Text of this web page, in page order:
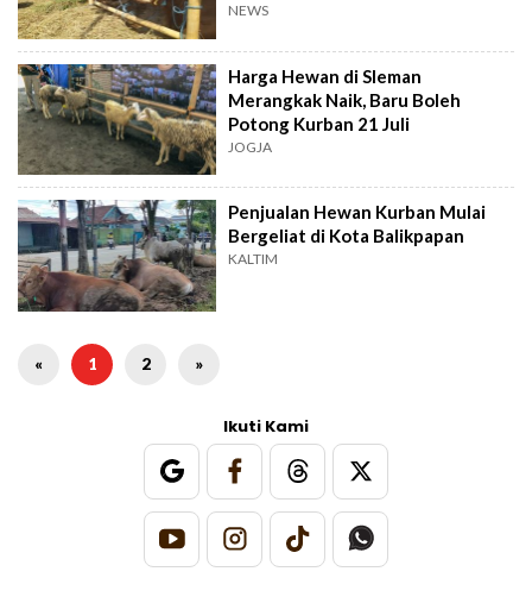
NEWS
Harga Hewan di Sleman
Merangkak Naik, Baru Boleh
Potong Kurban 21 Juli
JOGJA
Penjualan Hewan Kurban Mulai
Bergeliat di Kota Balikpapan
KALTIM
« 1 2 »
Ikuti Kami